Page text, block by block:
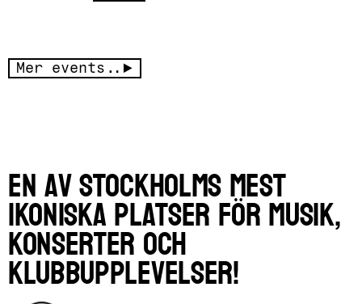
Mer events..
En av Stockholms mest
ikoniska platser för musik,
konserter och
klubbupplevelser!